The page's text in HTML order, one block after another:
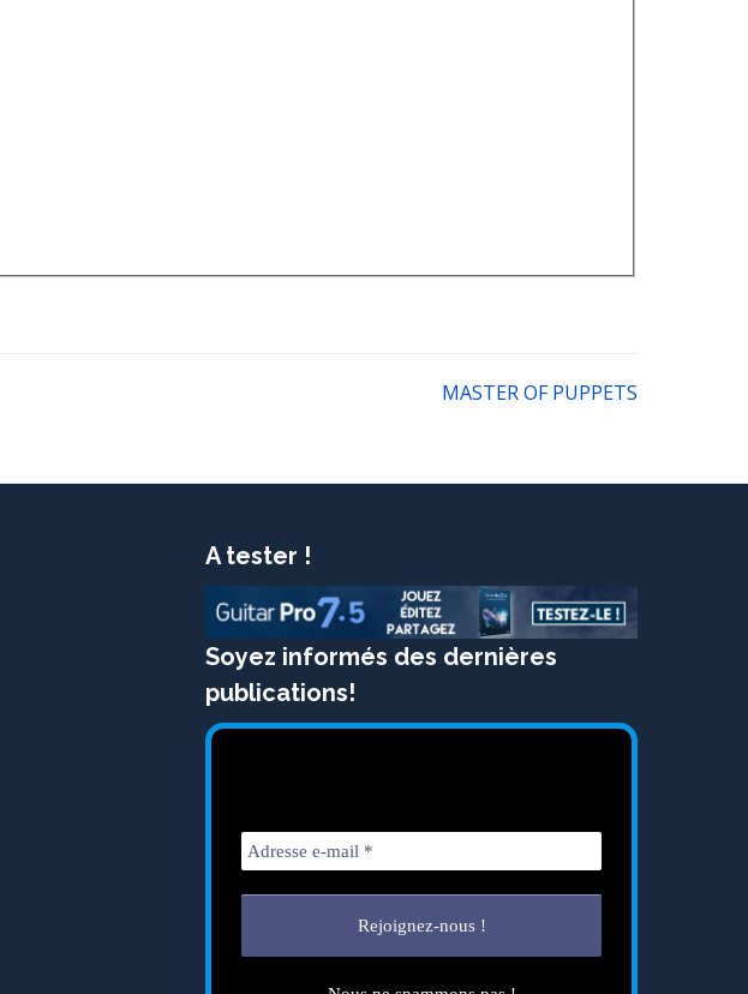
MASTER OF PUPPETS
A tester !
Soyez informés des dernières
publications!